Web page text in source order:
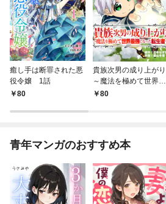
癒し手は断罪された悪
役令嬢 1話
80
貴族次男の成り上がり
～魔法を極めて世界最
強になった転生者～
80
青年マンガのおすすめ本